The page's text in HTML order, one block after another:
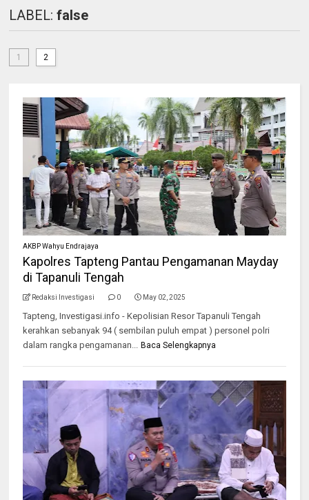
LABEL:false
1 2
AKBP Wahyu Endrajaya
Kapolres Tapteng Pantau Pengamanan Mayday
di Tapanuli Tengah
Redaksi Investigasi 0 May 02, 2025
Tapteng, Investigasi.info - Kepolisian Resor Tapanuli Tengah
kerahkan sebanyak 94 ( sembilan puluh empat ) personel polri
dalam rangka pengamanan...
Baca Selengkapnya